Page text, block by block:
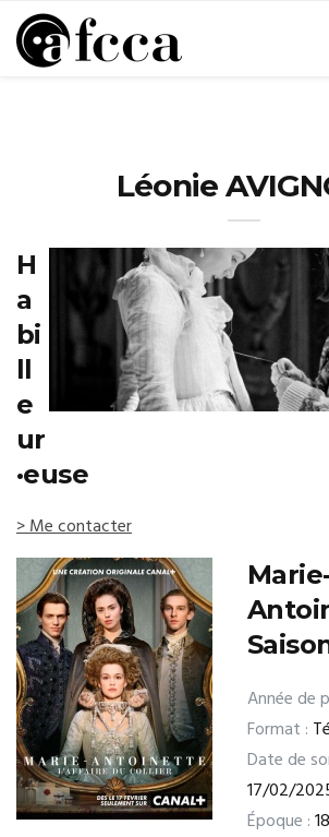
Léonie
H
a
bi
ll
e
ur
·euse
> Me contacter
Année de
Format :
Date de
17/02/
Époque :